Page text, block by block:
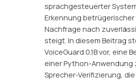
sprachgesteuerter
Erkennung betrügerischer
Nachfrage nach
steigt. In diesem Beitrag
VoiceGuard 0.1B vor, eine
einer Python-Anwendung
Sprecher-Verifizierung,